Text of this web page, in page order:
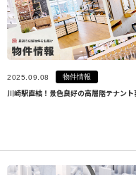
2025.09.08 物件情報
川崎駅直結！景色良好の高層階テナント